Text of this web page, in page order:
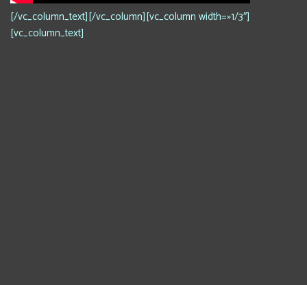
[/vc_column_text][/vc_column][vc_column width=»1/3″]
[vc_column_text]